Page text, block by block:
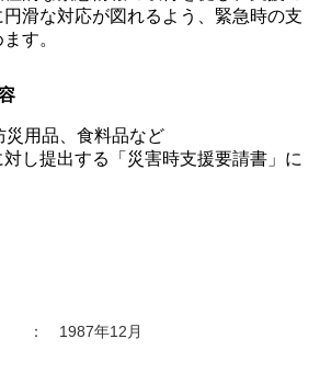
滑な対応が図れるよう、緊急時の支
す。
災用品、食料品など
し提出する「災害時支援要請書」に
： 1987年12月